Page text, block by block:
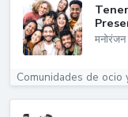
Comunidades de ocio